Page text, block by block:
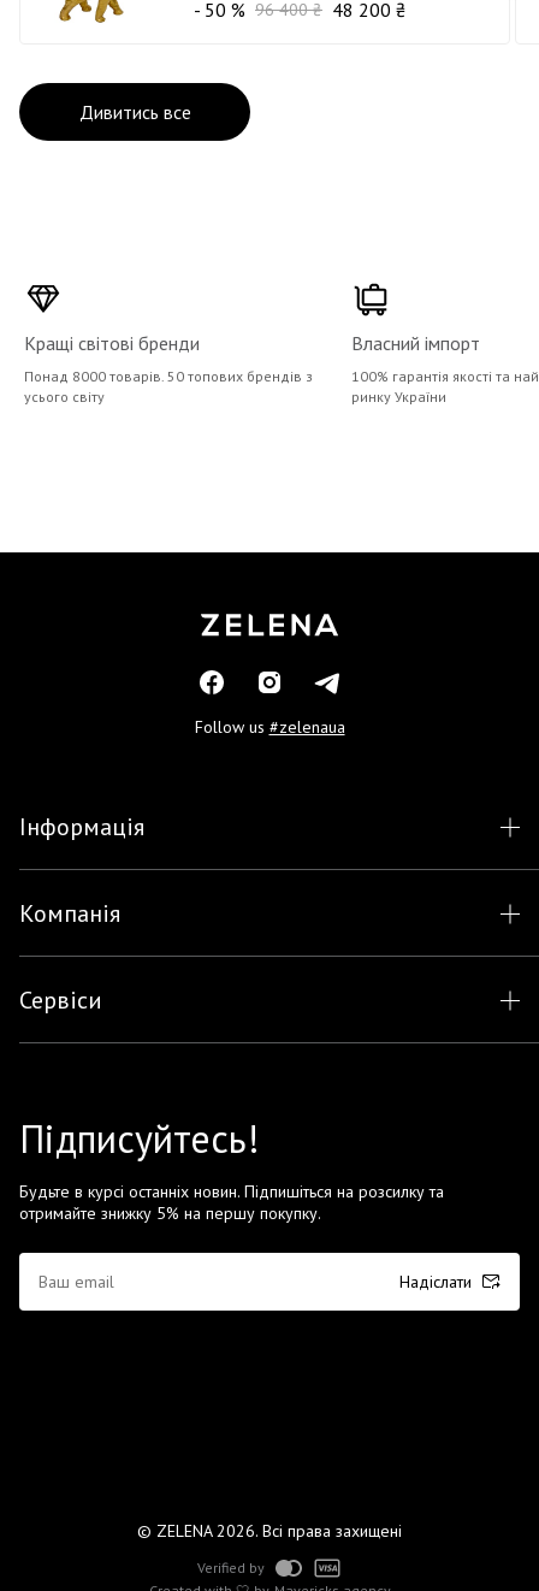
- 50 % 96 400 ₴ 48 200 ₴
Дивитись все
Кращі світові бренди
Понад 8000 товарів. 50 топових брендів з
усього світу
Власний імпорт
100% гарантія якості та
ринку України
Follow us #zelenaua
Інформація
Компанія
Сервіси
Підписуйтесь!
Будьте в курсі останніх новин. Підпишіться на розсилку та
отримайте знижку 5% на першу покупку.
Надіслати
© ZELENA 2026. Всі права захищені
Verified by